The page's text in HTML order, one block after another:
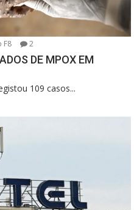
F8 2
DE MPOX EM
109 casos...